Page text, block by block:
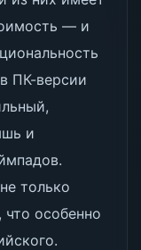
— и
ПК-версии
и
только
особенно